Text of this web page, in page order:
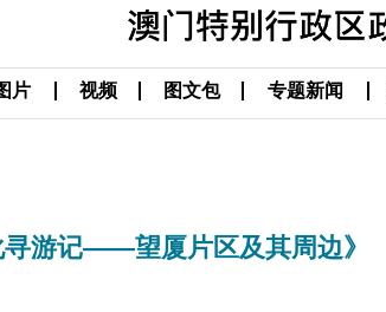
片 视频 图文包 专题新闻
游记——望厦片区及其周边》